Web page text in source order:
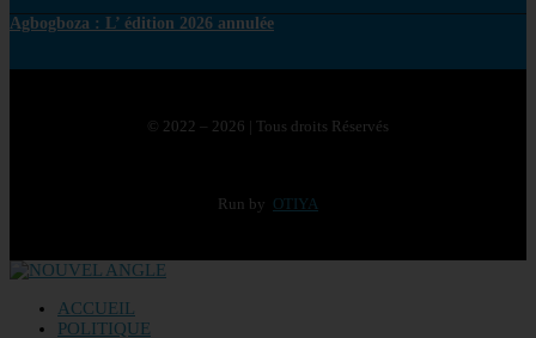
Agbogboza : L’ édition 2026 annulée
© 2022 – 2026 | Tous droits Réservés
Run by OTIYA
ACCUEIL
POLITIQUE